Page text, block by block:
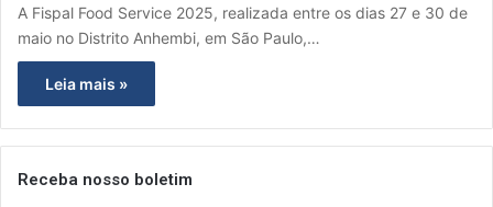
A Fispal Food Service 2025, realizada entre os dias 27 e 30 de
maio no Distrito Anhembi, em São Paulo,…
Leia mais »
Receba nosso boletim